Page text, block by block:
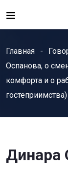
Главная
Оспанова, о
комфорта и о
гостеприимства)
Динара